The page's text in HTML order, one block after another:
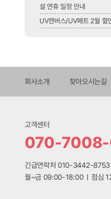
설 연휴 일정 안내
UV캔버스/UV페트 2월 할
회사소개 찾아오시는길
고객센터
070-
긴급연락처 010-3442-8753
월~금 09:00-18:00
점심